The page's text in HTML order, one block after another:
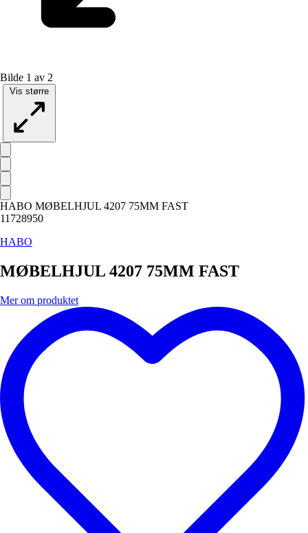
Bilde 1 av 2
Vis større
HABO MØBELHJUL 4207 75MM FAST
11728950
HABO
MØBELHJUL 4207 75MM FAST
Mer om produktet